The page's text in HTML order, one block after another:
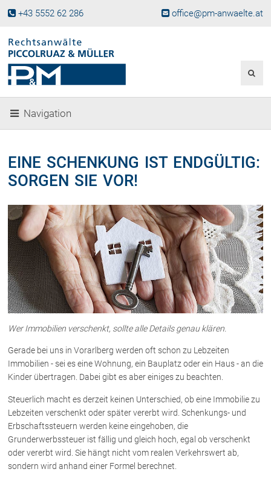
+43 5552 62 286 office@pm-anwaelte.at
Fachgebiete
Gesellschaftsgründung &
Beteiligungen
Immobilienrecht, Bauträgerrecht
Ferienimmobilien in Vorarlberg
Familienrecht und Scheidungen
Prozessführung und
Schiedsgerichtsbarkeit
Skiunfälle in Österreich
Über uns
Kanzleiteam
Download
Die Österreichischen Rechtsanwälte
Anwälte
Dr. Stefan Müller
Dr. Petra Piccolruaz
Navigation
EINE SCHENKUNG IST ENDGÜLTIG:
SORGEN SIE VOR!
Wer Immobilien verschenkt, sollte alle Details genau klären.
Gerade bei uns in Vorarlberg werden oft schon zu Lebzeiten
Immobilien - sei es eine Wohnung, ein Bauplatz oder ein Haus - an die
Kinder übertragen. Dabei gibt es aber einiges zu beachten.
Steuerlich macht es derzeit keinen Unterschied, ob eine Immobilie zu
Lebzeiten verschenkt oder später vererbt wird. Schenkungs- und
Erbschaftssteuern werden keine eingehoben, die
Grunderwerbssteuer ist fällig und gleich hoch, egal ob verschenkt
oder vererbt wird. Sie hängt nicht vom realen Verkehrswert ab,
sondern wird anhand einer Formel berechnet.